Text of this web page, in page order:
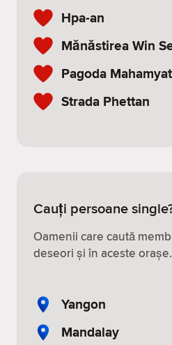
Hpa-an
Mănăstirea Win
Pagoda
Strada Phettan
Cauți persoane
Oamenii care caută
deseori și în aceste orașe.
Yangon
Mandalay